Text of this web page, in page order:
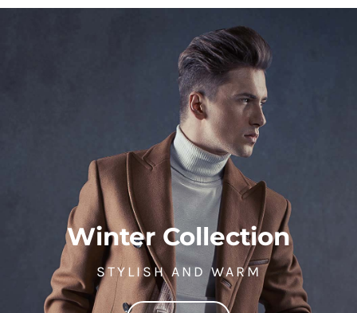
Winter Collection
STYLISH AND WARM